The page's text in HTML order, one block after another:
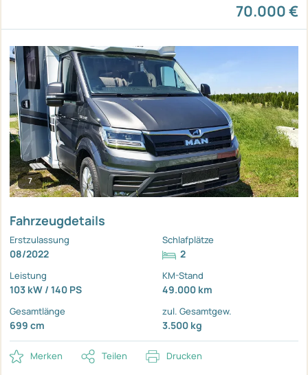
70.000 €
7
Fahrzeugdetails
Erstzulassung
08/2022
Schlafplätze
2
Leistung
103 kW / 140 PS
KM-Stand
49.000 km
Gesamtlänge
699 cm
zul. Gesamtgew.
3.500 kg
Merken Teilen Drucken